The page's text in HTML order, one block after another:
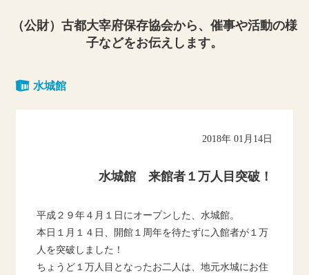
（公財）古都大宰府保存協会から、催事や活動の様
子などをお伝えします。
水城館
2018年 01月14日
水城館 来館者１万人目突破！
平成２９年４月１日にオープンした、水城館。
本日１月１４日、開館１周年を待たずに入館者が１万
人を突破しました！
ちょうど１万人目となったお二人は、地元水城にお住